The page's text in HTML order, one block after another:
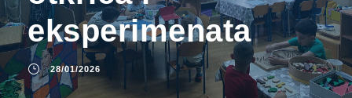
eksperimenata
28/01/2026